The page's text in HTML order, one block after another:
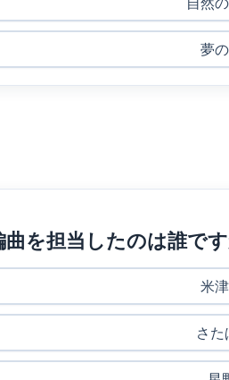
夢
曲を担当したのは誰で
米
さた